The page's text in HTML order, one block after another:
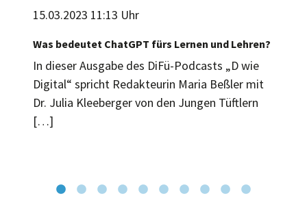
15.03.2023 11:13 Uhr
Was bedeutet ChatGPT fürs Lernen und Lehren?
In dieser Ausgabe des DiFü-Podcasts „D wie
Digital“ spricht Redakteurin Maria Beßler mit
Dr. Julia Kleeberger von den Jungen Tüftlern
[…]